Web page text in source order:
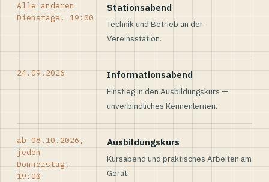
Alle anderen
Dienstage, 19:00
Stationsabend
Technik und Betrieb an der
Vereinsstation.
24.09.2026 Informationsabend
Einstieg in den Ausbildungskurs —
unverbindliches Kennenlernen.
ab 08.10.2026,
jeden
Donnerstag,
19:00
Ausbildungskurs
Kursabend und praktisches Arbeiten am
Gerät.